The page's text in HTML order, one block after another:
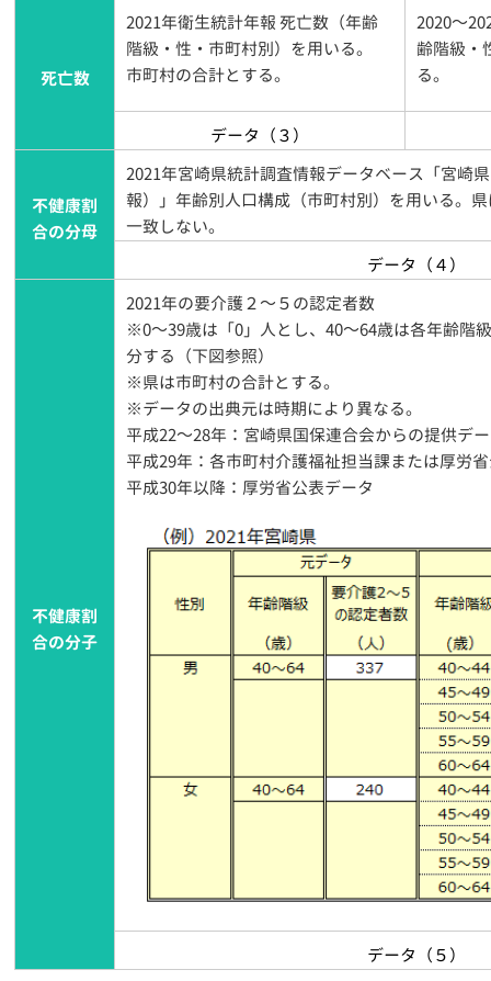
死亡数
2021年衛生統計年報 死亡数（年齢
階級・性・市町村別）を用いる。
市町村の合計とする。
2020～
齢階級・
る。
データ（３）
不健康割
合の分母
2021年宮崎県統計調査情報データベース「宮崎
報）」年齢別人口構成（市町村別）を用いる。
一致しない。
データ（４）
不健康割
合の分子
2021年の要介護２～５の認定者数
※0～39歳は「0」人とし、40～64歳は各年齢階
分する（下図参照）
※県は市町村の合計とする。
※データの出典元は時期により異なる。
平成22～28年：宮崎県国保連合会からの提供デ
平成29年：各市町村介護福祉担当課または厚労
平成30年以降：厚労省公表データ
データ（５）